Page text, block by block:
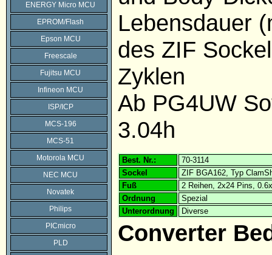
ENERGY Micro MCU
EPROM/Flash
Epson MCU
Freescale
Fujitsu MCU
Infineon MCU
ISP/ICP
MCS-196
MCS-51
Motorola MCU
NEC MCU
Novatek
Philips
PICmicro
PLD
Lebensdauer
des ZIF
Zyklen
Ab PG4UW
3.04h
Best. Nr.:
70-3114
Sockel
ZIF BGA162, Typ
Fuß
2 Reihen, 2x24 Pins,
Ordnung
Spezial
Unterordnung
Diverse
Converter